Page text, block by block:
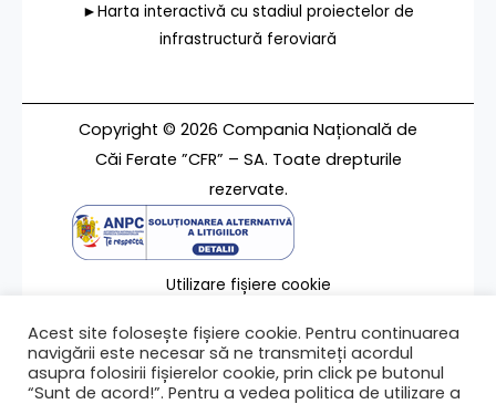
►Harta interactivă cu stadiul proiectelor de
infrastructură feroviară
Copyright © 2026 Compania Națională de
Căi Ferate ”CFR” – SA. Toate drepturile
rezervate.
Utilizare fișiere cookie
Contact
Acest site folosește fișiere cookie. Pentru continuarea
navigării este necesar să ne transmiteți acordul
asupra folosirii fișierelor cookie, prin click pe butonul
“Sunt de acord!”. Pentru a vedea politica de utilizare a